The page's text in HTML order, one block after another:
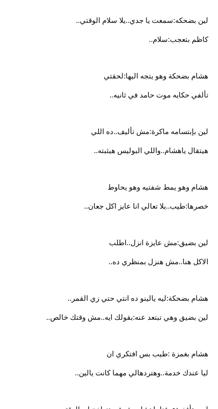
لين بضحكه:سمعت يا جدي..يلا سلام الوقتي..
كاظم بتعجب:سلام..
هشام بضحكة وهو يتجه اليها:لحقتي
تألفي حكايه موت حامد في ثانيه..
لين بإبتسامه ماكرة:مش تأليف..ده اللي
هيتقال ياهشام..واللي البوليس هيثبته..
هشام وهو يمط شفتيه وهو يحاوط
خصرها:طيب..يلا تعالي انا عايز اكل جعان..
لين بضيق:مش عايزة انزل..اطلب
الاكل هنا..مش هنزل بمنظري ده..
هشام بضحكة:ليه يالينو ده انتي حتي زي القمر..
لين بضيق وهي تبتعد عنه:بقولك ايه..مش وقتك خالص..
هشام بغمزة :طيب بس افتكري ان
ليا عندك خدمة..وهتردهالي مهما كانت يالين..